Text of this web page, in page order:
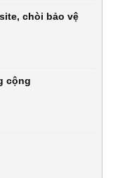
chòi bảo vệ
cộng